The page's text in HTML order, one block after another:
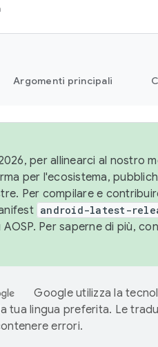
Argomenti principali
per allinearci al nostro
per l'ecosistema,
Per compilare e
android-latest-
Per saperne di più,
Google utilizza la
tua lingua preferita. Le
errori.